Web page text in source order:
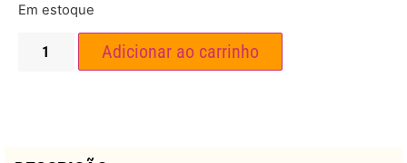
Em estoque
Adicionar ao carrinho